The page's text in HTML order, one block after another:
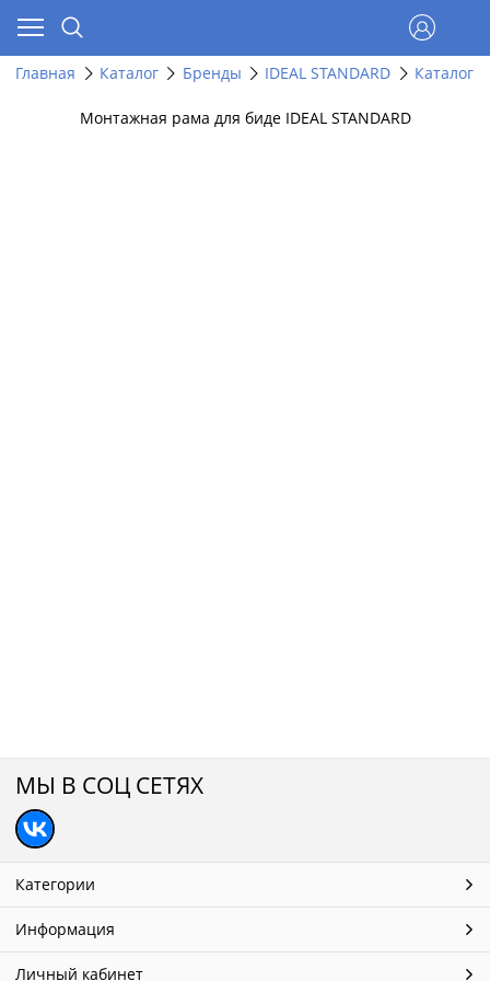
Главная Каталог Бренды IDEAL STANDARD Каталог
Монтажная рама для биде IDEAL STANDARD
МЫ В СОЦ СЕТЯХ
Категории
Информация
Личный кабинет